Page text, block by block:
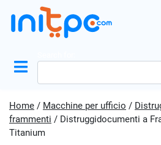
Home / Macchine per ufficio /
frammenti / Distruggidocumenti a
Titanium